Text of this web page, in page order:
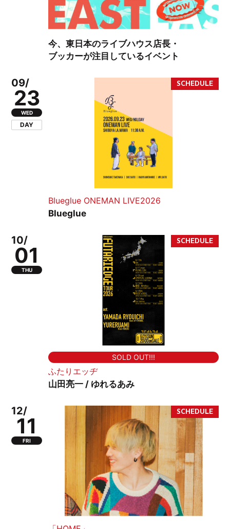
今、東日本のライブハウス店長・
ブッカーが注目しているイベント
09/
23
WED
DAY
Blueglue ONEMAN LIVE2026
Blueglue
10/
01
THU
SOLD OUT!!!
ふたりエッヂ
山田亮一 / ゆれるあみ
12/
11
FRI